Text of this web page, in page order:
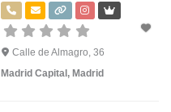
Calle de Almagro, 36
Madrid Capital,Madrid